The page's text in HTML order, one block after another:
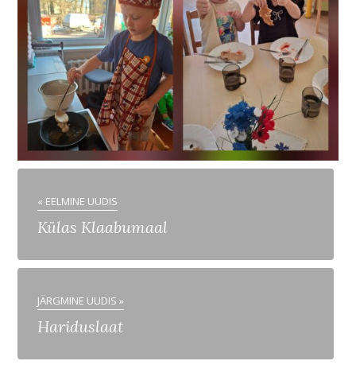
« EELMINE UUDIS
Külas Klaabumaal
JÄRGMINE UUDIS »
Hariduslaat